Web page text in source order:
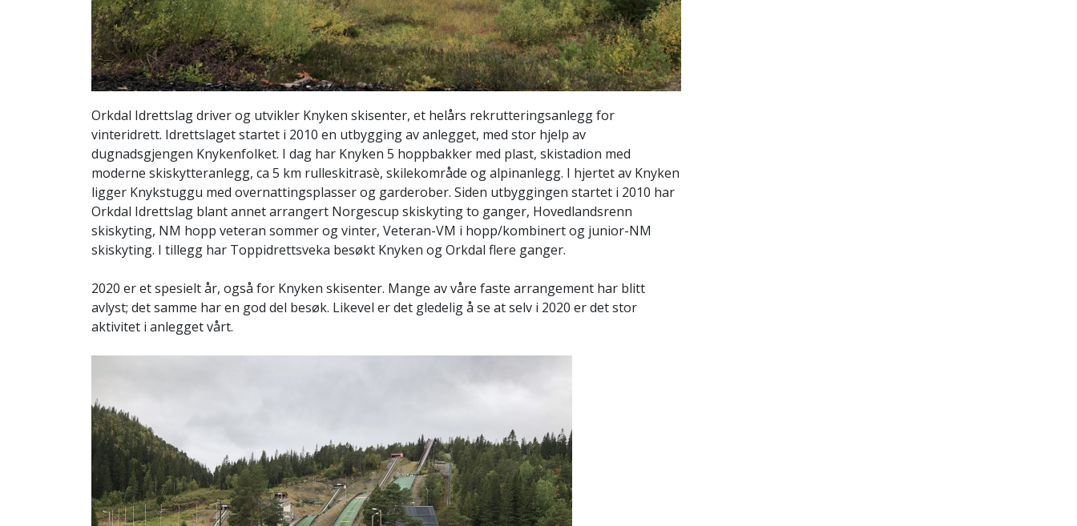
Orkdal Idrettslag driver og utvikler Knyken skisenter, et helårs rekrutteringsanlegg for
vinteridrett. Idrettslaget startet i 2010 en utbygging av anlegget, med stor hjelp av
dugnadsgjengen Knykenfolket. I dag har Knyken 5 hoppbakker med plast, skistadion med
moderne skiskytteranlegg, ca 5 km rulleskitrasè, skilekområde og alpinanlegg. I hjertet av Knyken
ligger Knykstuggu med overnattingsplasser og garderober. Siden utbyggingen startet i 2010 har
Orkdal Idrettslag blant annet arrangert Norgescup skiskyting to ganger, Hovedlandsrenn
skiskyting, NM hopp veteran sommer og vinter, Veteran-VM i hopp/kombinert og junior-NM
skiskyting. I tillegg har Toppidrettsveka besøkt Knyken og Orkdal flere ganger.
2020 er et spesielt år, også for Knyken skisenter. Mange av våre faste arrangement har blitt
avlyst; det samme har en god del besøk. Likevel er det gledelig å se at selv i 2020 er det stor
aktivitet i anlegget vårt.